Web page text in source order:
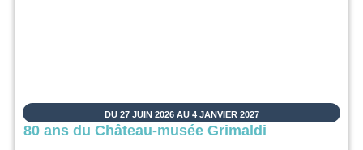
DU 27 JUIN 2026 AU 4 JANVIER 2027
80 ans du Château-musée Grimaldi